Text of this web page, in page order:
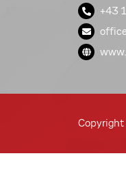
+43